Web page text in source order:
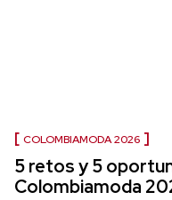
COLOMBIAMODA 2026
5 retos y 5
Colombiamoda